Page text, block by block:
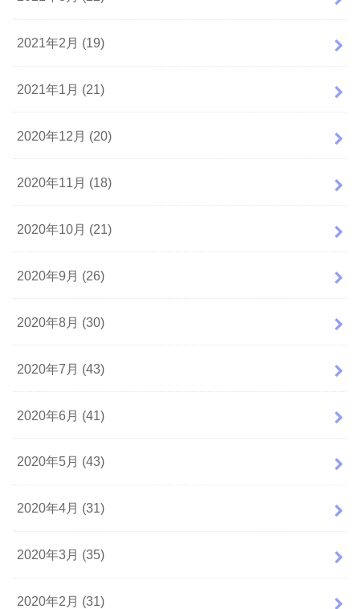
2021年2月 (19)
2021年1月 (21)
2020年12月 (20)
2020年11月 (18)
2020年10月 (21)
2020年9月 (26)
2020年8月 (30)
2020年7月 (43)
2020年6月 (41)
2020年5月 (43)
2020年4月 (31)
2020年3月 (35)
2020年2月 (31)